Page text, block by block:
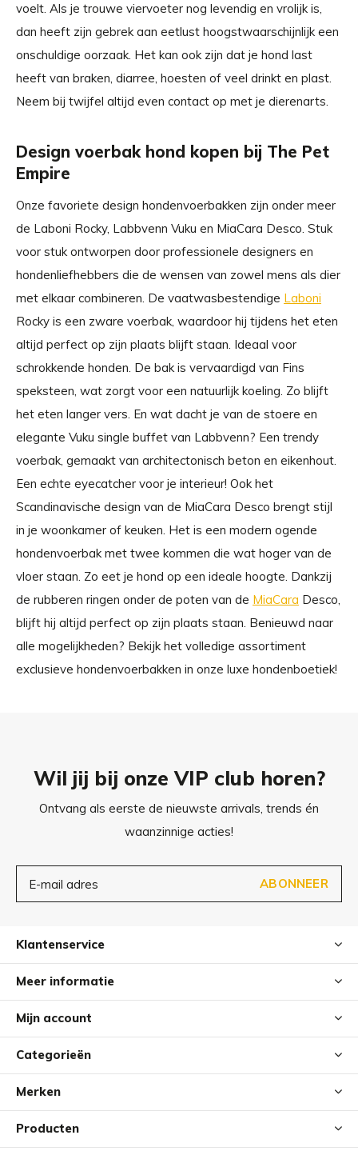
voelt. Als je trouwe viervoeter nog levendig en vrolijk is,
dan heeft zijn gebrek aan eetlust hoogstwaarschijnlijk een
onschuldige oorzaak. Het kan ook zijn dat je hond last
heeft van braken, diarree, hoesten of veel drinkt en plast.
Neem bij twijfel altijd even contact op met je dierenarts.
Design voerbak hond kopen bij The Pet
Empire
Onze favoriete design hondenvoerbakken zijn onder meer
de Laboni Rocky, Labbvenn Vuku en MiaCara Desco. Stuk
voor stuk ontworpen door professionele designers en
hondenliefhebbers die de wensen van zowel mens als dier
met elkaar combineren. De vaatwasbestendige Laboni
Rocky is een zware voerbak, waardoor hij tijdens het eten
altijd perfect op zijn plaats blijft staan. Ideaal voor
schrokkende honden. De bak is vervaardigd van Fins
speksteen, wat zorgt voor een natuurlijk koeling. Zo blijft
het eten langer vers. En wat dacht je van de stoere en
elegante Vuku single buffet van Labbvenn? Een trendy
voerbak, gemaakt van architectonisch beton en eikenhout.
Een echte eyecatcher voor je interieur! Ook het
Scandinavische design van de MiaCara Desco brengt stijl
in je woonkamer of keuken. Het is een modern ogende
hondenvoerbak met twee kommen die wat hoger van de
vloer staan. Zo eet je hond op een ideale hoogte. Dankzij
de rubberen ringen onder de poten van de MiaCara Desco,
blijft hij altijd perfect op zijn plaats staan. Benieuwd naar
alle mogelijkheden? Bekijk het volledige assortiment
exclusieve hondenvoerbakken in onze luxe hondenboetiek!
Wil jij bij onze VIP club horen?
Ontvang als eerste de nieuwste arrivals, trends én
waanzinnige acties!
ABONNEER
Klantenservice
Meer informatie
Mijn account
Categorieën
Merken
Producten